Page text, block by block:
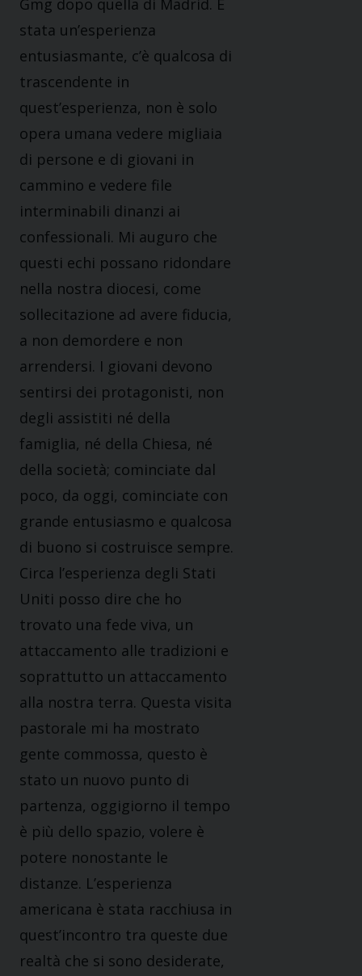
Gmg dopo quella di Madrid. È
stata un’esperienza
entusiasmante, c’è qualcosa di
trascendente in
quest’esperienza, non è solo
opera umana vedere migliaia
di persone e di giovani in
cammino e vedere file
interminabili dinanzi ai
confessionali. Mi auguro che
questi echi possano ridondare
nella nostra diocesi, come
sollecitazione ad avere fiducia,
a non demordere e non
arrendersi. I giovani devono
sentirsi dei protagonisti, non
degli assistiti né della
famiglia, né della Chiesa, né
della società; cominciate dal
poco, da oggi, cominciate con
grande entusiasmo e qualcosa
di buono si costruisce sempre.
Circa l’esperienza degli Stati
Uniti posso dire che ho
trovato una fede viva, un
attaccamento alle tradizioni e
soprattutto un attaccamento
alla nostra terra. Questa visita
pastorale mi ha mostrato
gente commossa, questo è
stato un nuovo punto di
partenza, oggigiorno il tempo
è più dello spazio, volere è
potere nonostante le
distanze. L’esperienza
americana è stata racchiusa in
quest’incontro tra queste due
realtà che si sono desiderate,